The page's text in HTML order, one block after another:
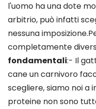
l'uomo ha una dote
arbitrio, può infatti
nessuna
completamente
fondamentali:- Il
cane un carnivoro
scegliere, siamo noi a
proteine non sono